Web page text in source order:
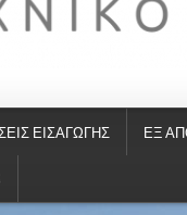
ΕΙΣΑΓΩΓΉΣ ΕΞ